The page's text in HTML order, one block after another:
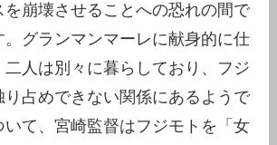
を崩壊させることへの恐れの間で
。グランマンマーレに献身的に仕
二人は別々に暮らしており、フジ
り占めできない関係にあるようで
いて、宮崎監督はフジモトを「女